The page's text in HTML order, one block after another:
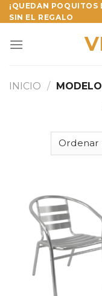
Skip
to
¡QUEDAN POQUITOS
SIN EL REGALO
INICIO /